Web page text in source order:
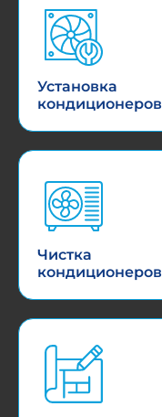
Установка
кондиционеров
Чистка
кондиционеров